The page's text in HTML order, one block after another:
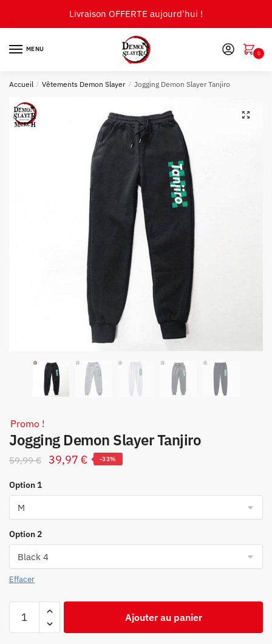
Livraison OFFERTE aujourd'hui !
MENU
0
Accueil / Vêtements Demon Slayer / Jogging Demon Slayer Tanjiro
🔍
Promo !
Jogging Demon Slayer Tanjiro
59,99€
Le
39,97 €Le
-33%
Option 1
Option 2
Effacer
Ajouter au panier